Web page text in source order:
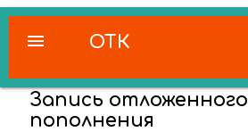
ОТК
menu
Запись отложенного
пополнения